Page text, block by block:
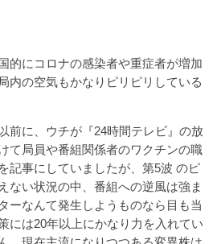
的にコロナの感染者や重症者が増加
内の空気もかなりピリピリしている
前に、ウチが『24時間テレビ』の放
て局員や番組関係者のワクチンの職
記事にしていましたが、第5波 のピ
ない状況の中、番組への逆風は強ま
ーなんて発生しようものなら目も当
には20年以上にかなり力を入れてい